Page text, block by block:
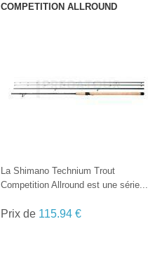
COMPETITION ALLROUND
La Shimano Technium Trout
Competition Allround est une série...
Prix de 115.94 €